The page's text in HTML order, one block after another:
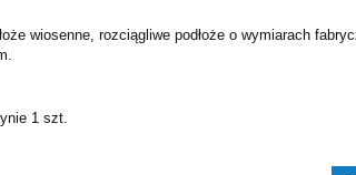
wiosenne, rozciągliwe podłoże o wymiarach
1 szt.